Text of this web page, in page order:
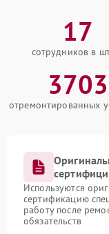
17
сотрудников в
3703
отремонтированных
Используются
сертификацию
работу после
обязательств